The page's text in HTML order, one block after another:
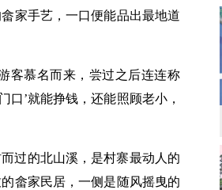
家手艺，一口便能品出最地道
客慕名而来，尝过之后连连称
’就能挣钱，还能照顾老小，
过的北山溪，是村寨最动人的
畲家民居，一侧是随风摇曳的